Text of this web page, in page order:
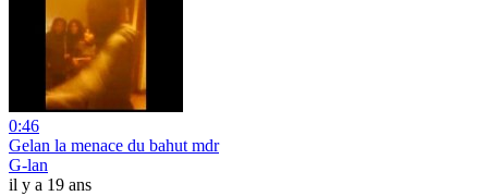
0:46
Gelan la menace du bahut mdr
G-lan
il y a 19 ans